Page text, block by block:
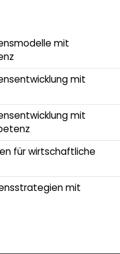
mit
mit
mit
für wirtschaftliche
mit